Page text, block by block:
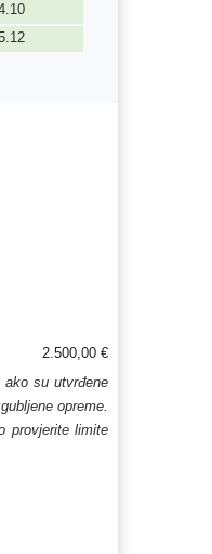
2.500,00 €
su utvrđene
opreme.
provjerite limite